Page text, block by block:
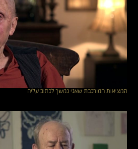
המציאות המורכבת שאני נמשך לכתוב עליה